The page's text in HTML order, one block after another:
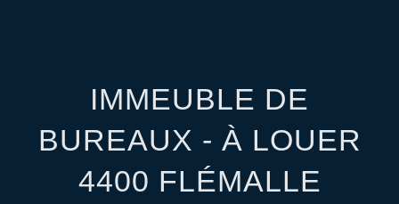
IMMEUBLE DE
BUREAUX - À LOUER
4400 FLÉMALLE